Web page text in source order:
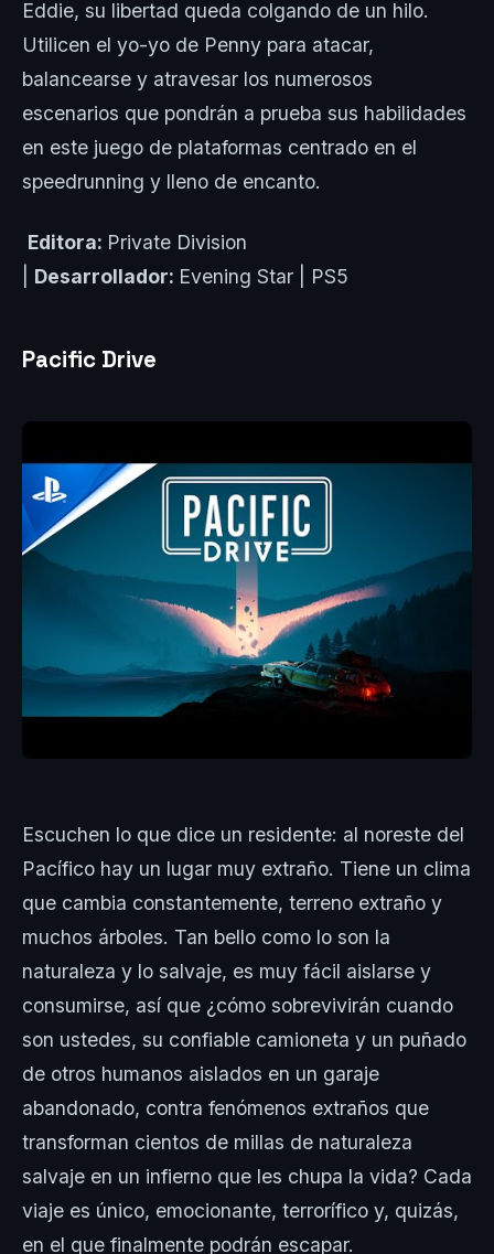
Eddie, su libertad queda colgando de un hilo.
Utilicen el yo-yo de Penny para atacar,
balancearse y atravesar los numerosos
escenarios que pondrán a prueba sus habilidades
en este juego de plataformas centrado en el
speedrunning y lleno de encanto.
Editora: Private Division
Desarrollador: Evening Star | PS5
Pacific Drive
Escuchen lo que dice un residente: al noreste del
Pacífico hay un lugar muy extraño. Tiene un clima
que cambia constantemente, terreno extraño y
muchos árboles. Tan bello como lo son la
naturaleza y lo salvaje, es muy fácil aislarse y
consumirse, así que ¿cómo sobrevivirán cuando
son ustedes, su confiable camioneta y un puñado
de otros humanos aislados en un garaje
abandonado, contra fenómenos extraños que
transforman cientos de millas de naturaleza
salvaje en un infierno que les chupa la vida? Cada
viaje es único, emocionante, terrorífico y, quizás,
en el que finalmente podrán escapar.